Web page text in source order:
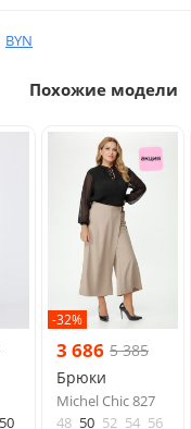
BYN
Похожие модели
50
-32%
3 686 5 385
Брюки
Michel Chic 827
48 50 52 54 56